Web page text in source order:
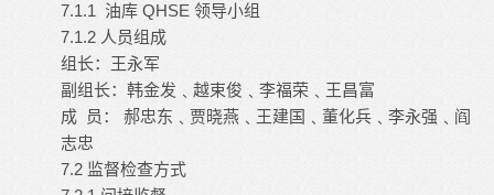
7.1.1 油库 QHSE 领导小组
7.1.2 人员组成
组长：王永军
副组长：韩金发﹑越束俊﹑李福荣﹑王昌富
成 员： 郝忠东﹑贾晓燕﹑王建国﹑董化兵﹑李永强﹑阎
志忠
7.2 监督检查方式